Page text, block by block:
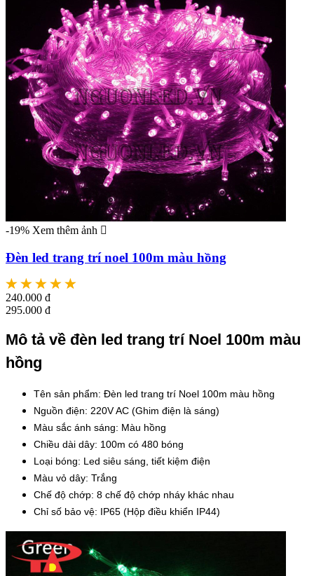
-19% Xem thêm ảnh
Đèn led trang trí noel 100m màu hồng
240.000 đ
295.000 đ
Mô tả về đèn led trang trí Noel 100m màu
hồng
Tên sản phẩm: Đèn led trang trí Noel 100m màu hồng
Nguồn điện: 220V AC (Ghim điện là sáng)
Màu sắc ánh sáng: Màu hồng
Chiều dài dây: 100m có 480 bóng
Loại bóng: Led siêu sáng, tiết kiệm điện
Màu vỏ dây: Trắng
Chế độ chớp: 8 chế độ chớp nháy khác nhau
Chỉ số bảo vệ: IP65 (Hộp điều khiển IP44)